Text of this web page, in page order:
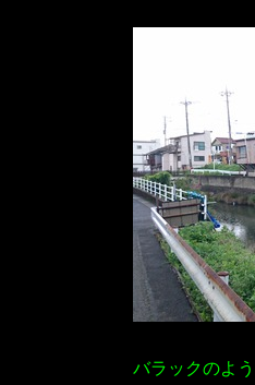
バラックのよ